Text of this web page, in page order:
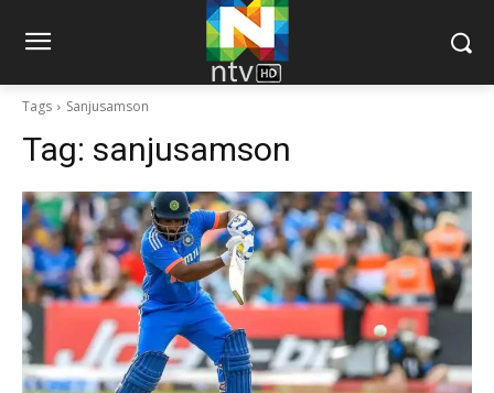
Tags Sanjusamson
Tag: sanjusamson